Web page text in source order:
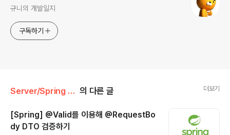
규니의 개발일지
구독하기
Server/Spring MVC 의 다른 글 더보기
[Spring] @Valid를 이용해 @RequestBo
dy DTO 검증하기